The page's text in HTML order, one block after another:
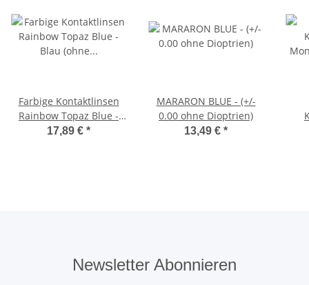
Farbige Kontaktlinsen
Rainbow Topaz Blue -
Blau (ohne Stärke)
17,89 € *
MARARON BLUE - (+/-
0.00 ohne Dioptrien)
13,49 € *
Newsletter Abonnieren